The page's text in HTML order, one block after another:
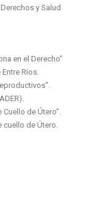
y Salud
en el Derecho”
Ríos.
de Útero”.
cuello de Útero.